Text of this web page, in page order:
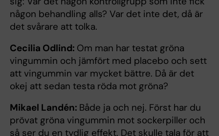
någon behandling alls? Var det inte det, då är
det svårare att tolka.
Cecilia Odlind: Om man har testat gröna
vingummin och jämfört med placebo och sett
att vingummin var mycket bättre. Då är det
okej att sedan testa röda mot gröna?
Mikael Landén: Både ja och nej. Först har du
prövat gröna vingummin mot sockerpiller och
så ser du en tydlig effekt. Det skulle tala för att